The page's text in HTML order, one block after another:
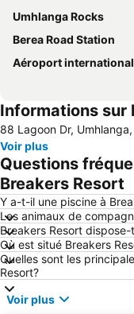
Umhlanga Rocks
Berea Road Station
Aéroport international King
Informations sur
88 Lagoon Dr,
Voir plus
Questions
Breakers Resort
Y a-t-il une piscine à
Les animaux de
Breakers Resort
Où est situé Breakers
Quelles sont les
Resort?
Voir plus